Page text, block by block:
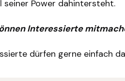
seiner Power dahintersteht.
Interessierte
dürfen gerne einfach